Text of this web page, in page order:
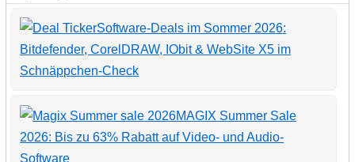
Software-Deals im Sommer 2026:
Bitdefender, CorelDRAW, IObit & WebSite X5 im
Schnäppchen-Check
MAGIX Summer Sale
2026: Bis zu 63% Rabatt auf Video- und Audio-
Software